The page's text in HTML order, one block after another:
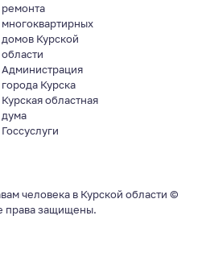
ремонта
многоквартирных
домов Курской
области
Администрация
города Курска
Курская областная
дума
Госсуслуги
человека в Курской области ©
права защищены.